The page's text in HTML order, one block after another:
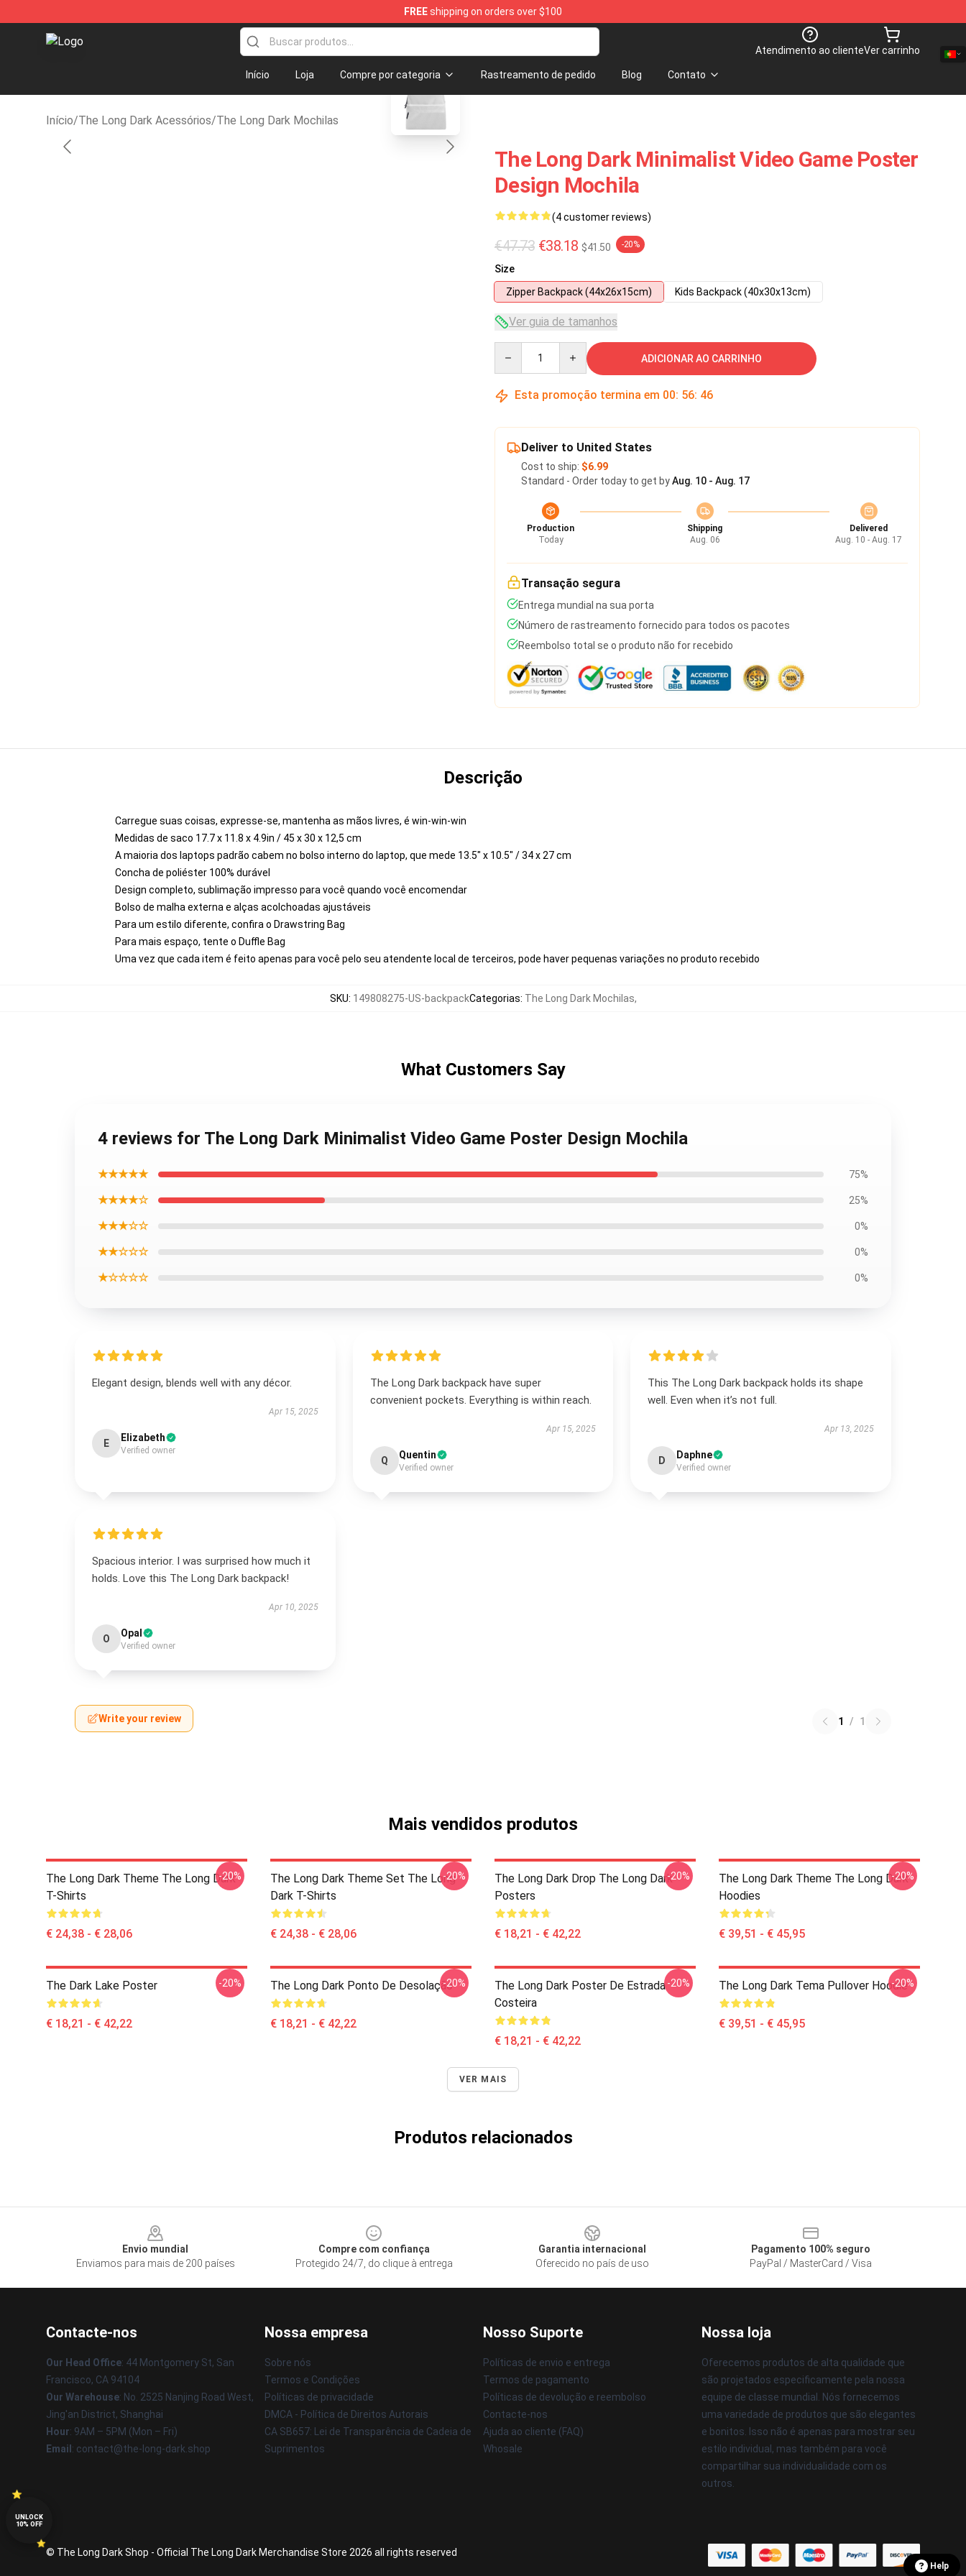
FREEshipping on orders over $100
The Long Dark Shop - Official The Long Dark Merchandise Store
Atendimento ao clienteVer carrinho
Início Loja Compre por categoria Rastreamento de pedido Blog Contato
Início/The Long Dark Acessórios/The Long Dark Mochilas
blank template
The Long Dark Minimalist Video Game Poster
Design Mochila
(4 customer reviews)
€47.73 €38.18 $41.50 -20%
Size
Zipper Backpack (44x26x15cm)
Kids Backpack (40x30x13cm)
Ver guia de tamanhos
ADICIONAR AO CARRINHO
Esta promoção termina em 00: 56: 45
Deliver to United States
Cost to ship: $6.99
Standard - Order today to get byAug. 10 - Aug. 17
Production
Today
Shipping
Aug. 06
Delivered
Aug. 10 - Aug. 17
Transação segura
Entrega mundial na sua porta
Número de rastreamento fornecido para todos os pacotes
Reembolso total se o produto não for recebido
Descrição
Carregue suas coisas, expresse-se, mantenha as mãos livres, é win-win-win
Medidas de saco 17.7 x 11.8 x 4.9in / 45 x 30 x 12,5 cm
A maioria dos laptops padrão cabem no bolso interno do laptop, que mede 13.5" x 10.5" / 34 x 27 cm
Concha de poliéster 100% durável
Design completo, sublimação impresso para você quando você encomendar
Bolso de malha externa e alças acolchoadas ajustáveis
Para um estilo diferente, confira o Drawstring Bag
Para mais espaço, tente o Duffle Bag
Uma vez que cada item é feito apenas para você pelo seu atendente local de terceiros, pode haver pequenas variações no produto recebido
SKU: 149808275-US-backpackCategorias: The Long Dark Mochilas,
What Customers Say
4 reviews for The Long Dark Minimalist Video Game Poster Design Mochila
★★★★★ 75%
★★★★☆ 25%
★★★☆☆ 0%
★★☆☆☆ 0%
★☆☆☆☆ 0%
Elegant design, blends well with any décor.
Apr 15, 2025
E Elizabeth
Verified owner
The Long Dark backpack have super
convenient pockets. Everything is within reach.
Apr 15, 2025
Q Quentin
Verified owner
This The Long Dark backpack holds its shape
well. Even when it’s not full.
Apr 13, 2025
D Daphne
Verified owner
Spacious interior. I was surprised how much it
holds. Love this The Long Dark backpack!
Apr 10, 2025
O Opal
Verified owner
Write your review 1 / 1
Mais vendidos produtos
The Long Dark Theme The Long Dark
T-Shirts
€ 24,38 - € 28,06
-20%
The Long Dark Theme Set The Long
Dark T-Shirts
€ 24,38 - € 28,06
-20%
The Long Dark Drop The Long Dark
Posters
€ 18,21 - € 42,22
-20%
The Long Dark Theme The Long Dark
Hoodies
€ 39,51 - € 45,95
-20%
The Dark Lake Poster
€ 18,21 - € 42,22
-20% The Long Dark Ponto De Desolação
€ 18,21 - € 42,22
-20%
The Long Dark Poster De Estrada
Costeira
€ 18,21 - € 42,22
-20% The Long Dark Tema Pullover Hoodie
€ 39,51 - € 45,95
-20%
VER MAIS
Produtos relacionados
Envio mundial
Enviamos para mais de 200 países
Compre com confiança
Protegido 24/7, do clique à entrega
Garantia internacional
Oferecido no país de uso
Pagamento 100% seguro
PayPal / MasterCard / Visa
Contacte-nos
Our Head Office: 44 Montgomery St, San
Francisco, CA 94104
Our Warehouse: No. 2525 Nanjing Road West,
Jing'an District, Shanghai
Hour: 9AM – 5PM (Mon – Fri)
Email : contact@the-long-dark.shop
Nossa empresa
Sobre nós
Termos e Condições
Políticas de privacidade
DMCA - Política de Direitos Autorais
CA SB657: Lei de Transparência de Cadeia de
Suprimentos
Nosso Suporte
Políticas de envio e entrega
Termos de pagamento
Políticas de devolução e reembolso
Contacte-nos
Ajuda ao cliente (FAQ)
Whosale
Nossa loja
Oferecemos produtos de alta qualidade que
são projetados especificamente pela nossa
equipe de classe mundial. Nós fornecemos
uma variedade de produtos que são elegantes
e bonitos. Isso não é apenas para mostrar seu
estilo individual, mas também para você
compartilhar sua individualidade com os
outros.
© The Long Dark Shop - Official The Long Dark Merchandise Store 2026 all rights reserved
Help
UNLOCK
10% OFF